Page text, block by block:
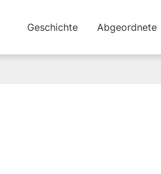
Geschichte Abgeordnete